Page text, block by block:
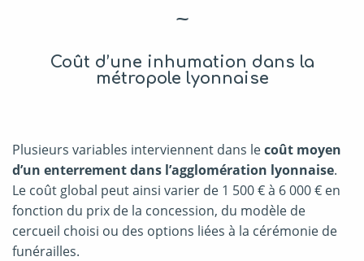
~
Coût d’une inhumation dans la
métropole lyonnaise
Plusieurs variables interviennent dans lecoût moyen
d’un enterrement dans l’agglomération lyonnaise.
Le coût global peut ainsi varier de 1 500 € à 6 000 € en
fonction du prix de la concession, du modèle de
cercueil choisi ou des options liées à la cérémonie de
funérailles.